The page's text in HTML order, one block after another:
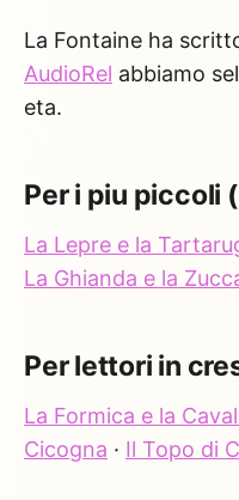
La Fontaine ha
AudioRel abbiamo
eta.
Per i piu piccoli
La Lepre e la
La Ghianda e la
Per lettori in
La Formica e la
Cicogna · Il Topo di